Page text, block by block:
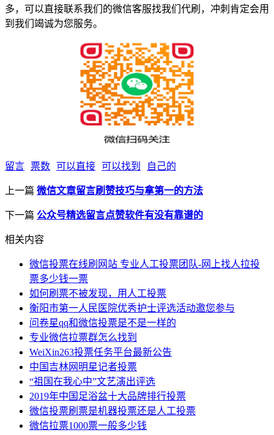
多，可以直接联系我们的微信客服找我们代刷，冲刺肯定会用
到我们竭诚为您服务。
留言 票数 可以直接 可以找到 自己的
上一篇 微信文章留言刷赞技巧与拿第一的方法
下一篇 公众号精选留言点赞软件有没有靠谱的
相关内容
微信投票在线刷网站 专业人工投票团队-网上找人拉投
票多少钱一票
如何刷票不被发现，用人工投票
衡阳市第一人民医院优秀护士评选活动邀您参与
问卷星qq和微信投票是不是一样的
专业微信拉票群怎么找到
WeiXin263投票任务平台最新公告
中国吉林网明星记者投票
“祖国在我心中”文艺演出评选
2019年中国足浴盆十大品牌排行投票
微信投票刷票是机器投票还是人工投票
微信拉票1000票一般多少钱